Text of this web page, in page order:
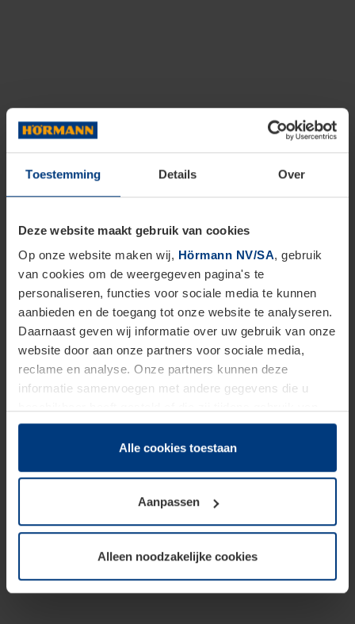
Toestemming Details Over
Deze website maakt gebruik van cookies
Op onze website maken wij, Hörmann NV/SA, gebruik
van cookies om de weergegeven pagina's te
personaliseren, functies voor sociale media te kunnen
aanbieden en de toegang tot onze website te analyseren.
Daarnaast geven wij informatie over uw gebruik van onze
website door aan onze partners voor sociale media,
reclame en analyse. Onze partners kunnen deze
informatie samenvoegen met andere gegevens die u
hun diensten hebben verzameld.
Juridisch hebben wij het recht om cookies op uw
van deze pagina's absoluut vereist is. Voor alle andere
soorten cookies is uw toestemming benodigd. Uw
toestemming kunt u op elk moment bij de uitleg van de
wijzigen of herroepen.
Alle cookies toestaan
Aanpassen
Alleen noodzakelijke cookies